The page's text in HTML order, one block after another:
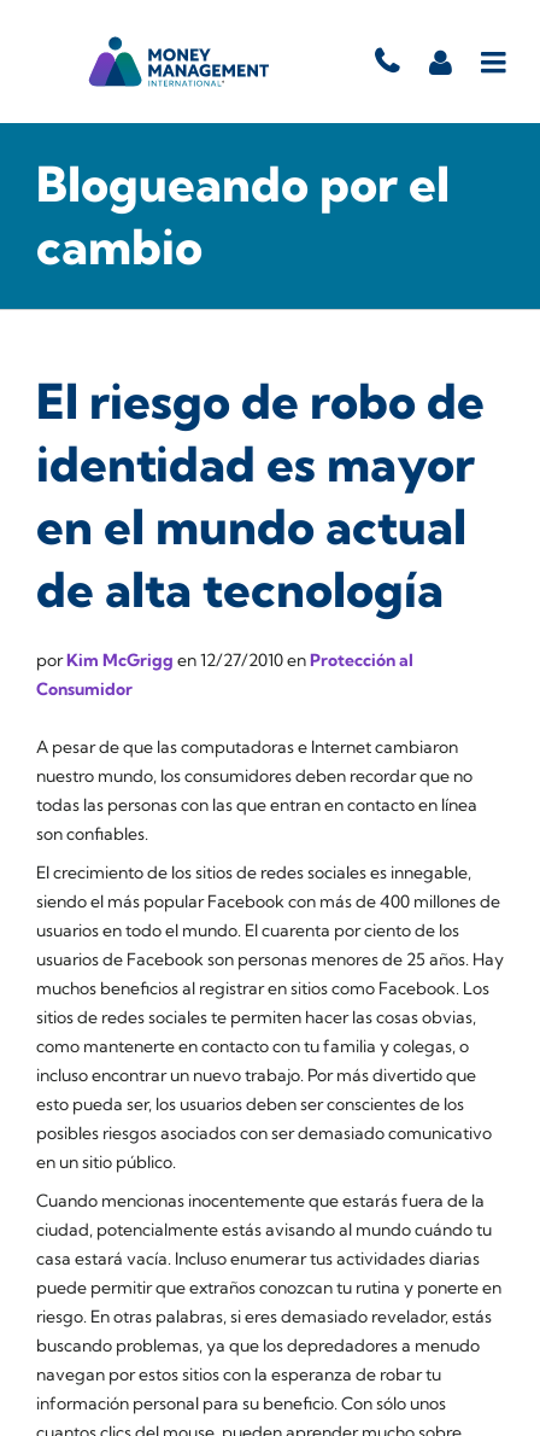
Blogueando por el
cambio
El riesgo de robo de
identidad es mayor
en el mundo actual
de alta tecnología
porKim McGrigg en12/27/2010enProtección al
Consumidor
A pesar de que las computadoras e Internet cambiaron
nuestro mundo, los consumidores deben recordar que no
todas las personas con las que entran en contacto en línea
son confiables.
El crecimiento de los sitios de redes sociales es innegable,
siendo el más popular Facebook con más de 400 millones de
usuarios en todo el mundo. El cuarenta por ciento de los
usuarios de Facebook son personas menores de 25 años. Hay
muchos beneficios al registrar en sitios como Facebook. Los
sitios de redes sociales te permiten hacer las cosas obvias,
como mantenerte en contacto con tu familia y colegas, o
incluso encontrar un nuevo trabajo. Por más divertido que
esto pueda ser, los usuarios deben ser conscientes de los
posibles riesgos asociados con ser demasiado comunicativo
en un sitio público.
Cuando mencionas inocentemente que estarás fuera de la
ciudad, potencialmente estás avisando al mundo cuándo tu
casa estará vacía. Incluso enumerar tus actividades diarias
puede permitir que extraños conozcan tu rutina y ponerte en
riesgo. En otras palabras, si eres demasiado revelador, estás
buscando problemas, ya que los depredadores a menudo
navegan por estos sitios con la esperanza de robar tu
información personal para su beneficio. Con sólo unos